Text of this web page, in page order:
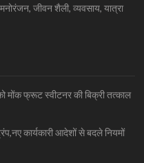
जीवन शैली, व्यवसाय, यात्रा
मोंक फ्रूट स्वीटनर की बिक्री तत्काल
कार्यकारी आदेशों से बदले नियमों